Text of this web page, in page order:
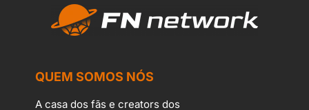
QUEM SOMOS NÓS
A casa dos fãs e creators dos